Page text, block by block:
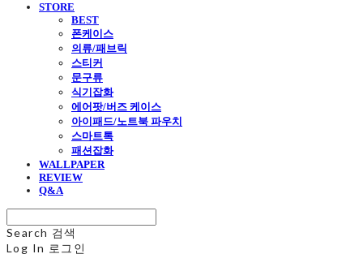
STORE
BEST
폰케이스
의류/패브릭
스티커
문구류
식기잡화
에어팟/버즈 케이스
아이패드/노트북 파우치
스마트톡
패션잡화
WALLPAPER
REVIEW
Q&A
Search 검색
Log In 로그인